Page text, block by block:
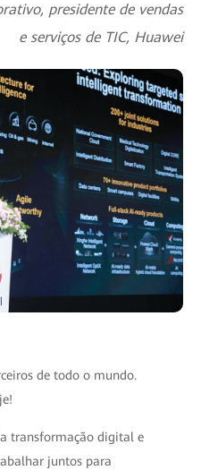
presidente de vendas
e serviços de TIC, Huawei
de todo o mundo.
transformação digital e
juntos para